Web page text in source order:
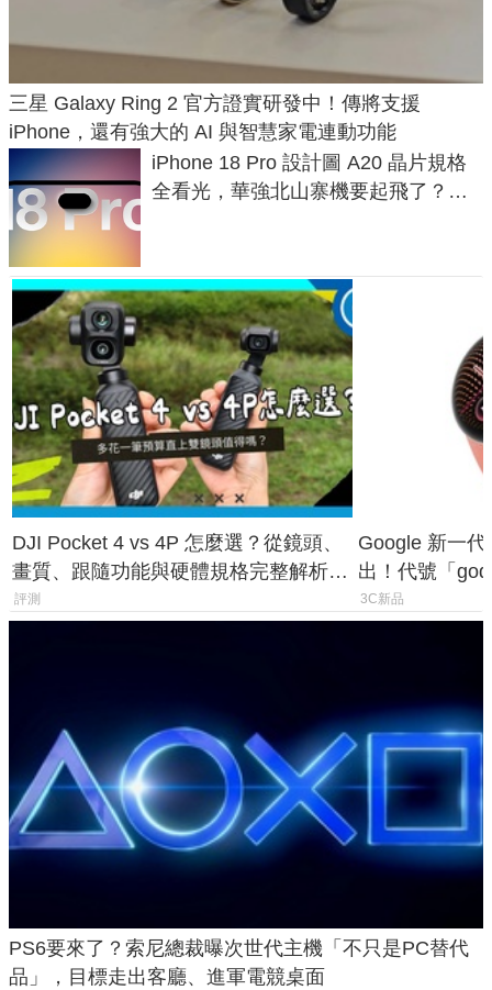
三星 Galaxy Ring 2 官方證實研發中！傳將支援
iPhone，還有強大的 AI 與智慧家電連動功能
iPhone 18 Pro 設計圖 A20 晶片規格
全看光，華強北山寨機要起飛了？專
DJI Pocket 4 vs 4P 怎麼選？從鏡頭、
畫質、跟隨功能與硬體規格完整解析，
一次看懂兩台差異
評測
Google 新一
出！代號「
鎖定 AI 應用
3C新品
PS6要來了？索尼總裁曝次世代主機「不只是PC替代
品」，目標走出客廳、進軍電競桌面